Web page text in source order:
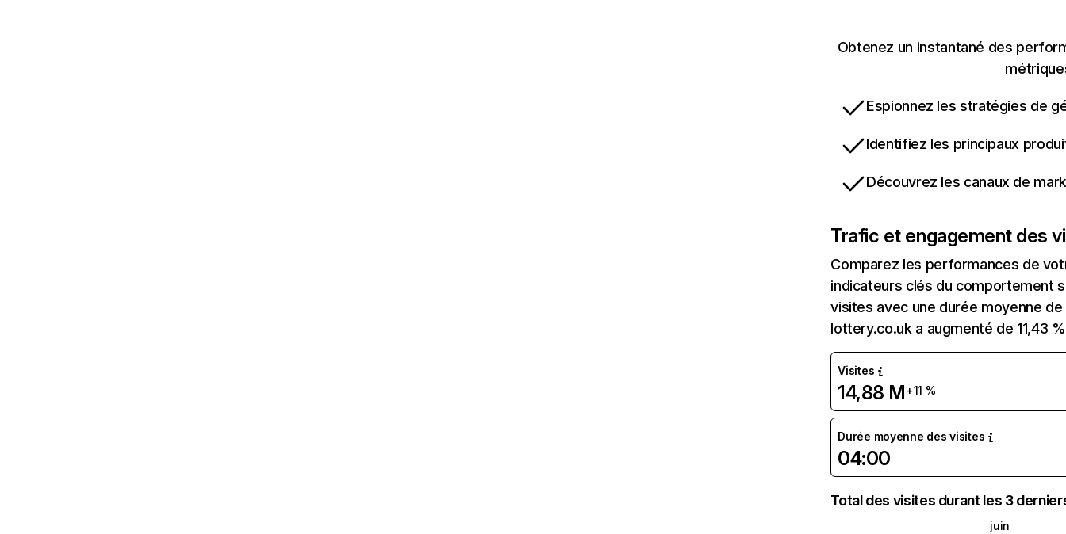
Obtenez un instantané des
Espionnez les stratégies de
Identifiez les principaux
Découvrez les canaux de
Trafic et engagement des
Comparez les performances de
indicateurs clés du comportement
visites avec une durée moyenne
lottery.co.uk a augmenté de 11,43
Visites
14,88 M+11 %
Durée moyenne des visites
04:00
Total des visites durant les 3
juin